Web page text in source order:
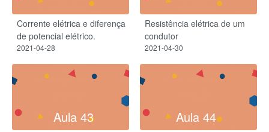
Corrente elétrica e diferença
de potencial elétrico.
2021-04-28
Resistência elétrica de um
condutor​
2021-04-30
Aula 43 Aula 44